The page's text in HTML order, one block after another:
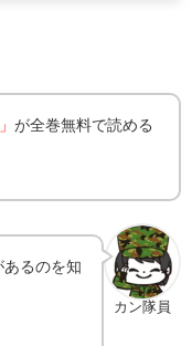
が全巻無料で読める
カン隊員
るのを知